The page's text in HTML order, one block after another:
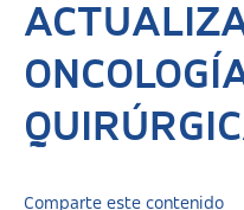
Comparte este contenido